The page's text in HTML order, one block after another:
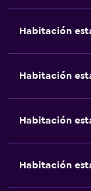
Habitación
Habitación
Habitación
Habitación